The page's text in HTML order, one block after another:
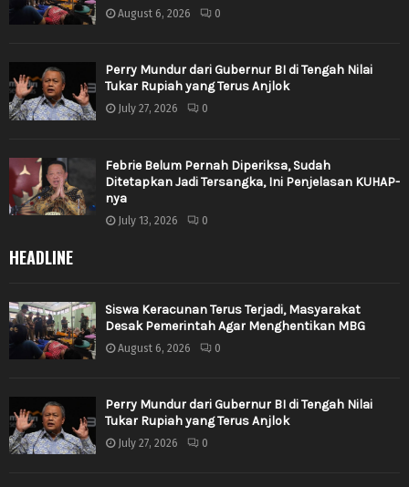
August 6, 2026 0
Perry Mundur dari Gubernur BI di Tengah Nilai
Tukar Rupiah yang Terus Anjlok
July 27, 2026 0
Febrie Belum Pernah Diperiksa, Sudah
Ditetapkan Jadi Tersangka, Ini Penjelasan KUHAP-
nya
July 13, 2026 0
HEADLINE
Siswa Keracunan Terus Terjadi, Masyarakat
Desak Pemerintah Agar Menghentikan MBG
August 6, 2026 0
Perry Mundur dari Gubernur BI di Tengah Nilai
Tukar Rupiah yang Terus Anjlok
July 27, 2026 0